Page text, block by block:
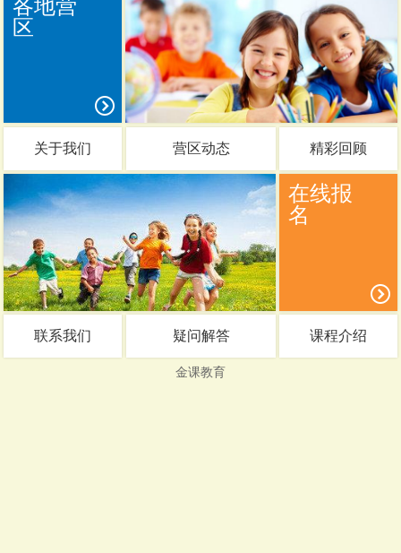
各地营
区
关于我们 营区动态 精彩回顾
在线报
名
联系我们 疑问解答 课程介绍
金课教育